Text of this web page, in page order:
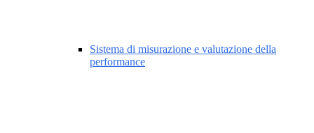
Sistema di misurazione e valutazione della
performance